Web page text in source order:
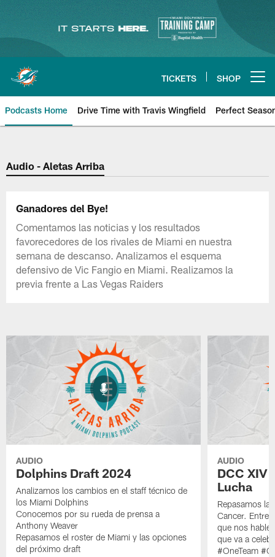
content
TICKETS SHOP
Podcasts Home Drive Time with Travis Wingfield Perfect
Audio - Aletas Arriba
Ganadores del Bye!
Comentamos las noticias y los resultados
favorecedores de los rivales de Miami en nuestra
semana de descanso. Analizamos el esquema
defensivo de Vic Fangio en Miami. Realizamos la
previa frente a Las Vegas Raiders
AUDIO
Dolphins Draft 2024
Analizamos los cambios en el staff técnico de
los Miami Dolphins
Conocemos por su rueda de prensa a
Anthony Weaver
Repasamos el roster de Miami y las opciones
del próximo draft
AUDIO
DCC XIV
Lucha
Repasamos la
Cancer.
que nos hable
que va a
#OneTeam